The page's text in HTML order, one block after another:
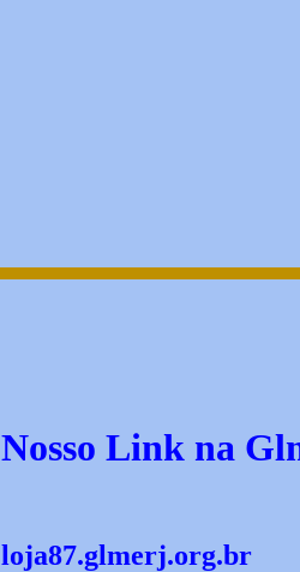
Nosso Link na
loja87.glmerj.org.br